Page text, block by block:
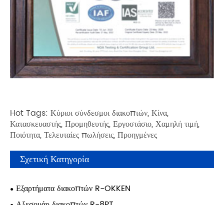
Hot Tags: Κύριοι σύνδεσμοι διακοπτών, Κίνα,
Κατασκευαστής, Προμηθευτής, Εργοστάσιο, Χαμηλή τιμή,
Ποιότητα, Τελευταίες πωλήσεις, Προηγμένες
Σχετική Κατηγορία
Εξαρτήματα διακοπτών R-OKKEN